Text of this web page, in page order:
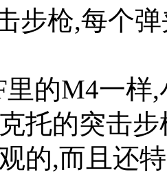
步枪,每个
里的M4一
托的突击
的,而且还